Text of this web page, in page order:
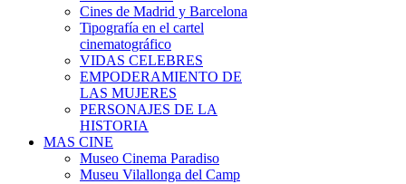
Cines de Madrid y Barcelona
Tipografía en el cartel
cinematográfico
VIDAS CELEBRES
EMPODERAMIENTO DE
LAS MUJERES
PERSONAJES DE LA
HISTORIA
MAS CINE
Museo Cinema Paradiso
Museu Vilallonga del Camp